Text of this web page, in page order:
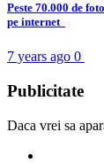
Peste 70.000 de
pe internet
7 years ago 0
Publicitate
Daca vrei sa